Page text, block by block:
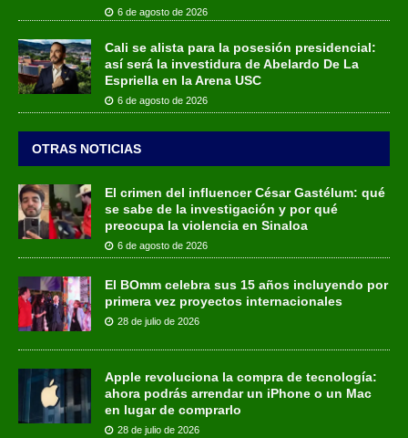
6 de agosto de 2026
Cali se alista para la posesión presidencial:
así será la investidura de Abelardo De La
Espriella en la Arena USC
6 de agosto de 2026
OTRAS NOTICIAS
El crimen del influencer César Gastélum: qué
se sabe de la investigación y por qué
preocupa la violencia en Sinaloa
6 de agosto de 2026
El BOmm celebra sus 15 años incluyendo por
primera vez proyectos internacionales
28 de julio de 2026
Apple revoluciona la compra de tecnología:
ahora podrás arrendar un iPhone o un Mac
en lugar de comprarlo
28 de julio de 2026